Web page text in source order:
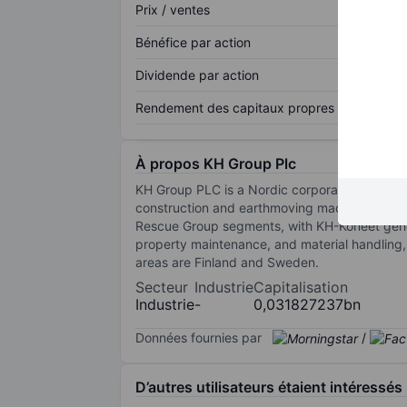
Prix / ventes
Bénéfice par action
Dividende par action
Rendement des capitaux propres
À propos KH Group Plc
KH Group PLC is a Nordic corporation
construction and earthmoving machinery,
Rescue Group segments, with KH-Koneet
property maintenance, and material
areas are Finland and Sweden.
Secteur
Industrie
Industrie
-
Capitalisation
0,031827237bn
Données fournies par /
D’autres utilisateurs étaient intéressés